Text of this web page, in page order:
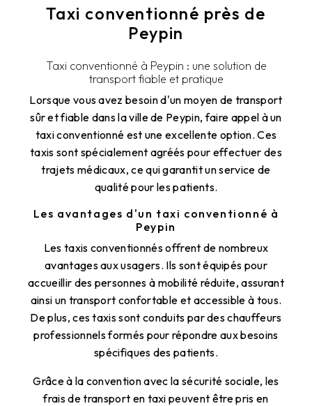
Taxi conventionné près de
Peypin
Taxi conventionné à Peypin : une solution de
transport fiable et pratique
Lorsque vous avez besoin d'un moyen de transport
sûr et fiable dans la ville de Peypin, faire appel à un
taxi conventionné est une excellente option. Ces
taxis sont spécialement agréés pour effectuer des
trajets médicaux, ce qui garantit un service de
qualité pour les patients.
Les avantages d'un taxi conventionné à
Peypin
Les taxis conventionnés offrent de nombreux
avantages aux usagers. Ils sont équipés pour
accueillir des personnes à mobilité réduite, assurant
ainsi un transport confortable et accessible à tous.
De plus, ces taxis sont conduits par des chauffeurs
professionnels formés pour répondre aux besoins
spécifiques des patients.
Grâce à la convention avec la sécurité sociale, les
frais de transport en taxi peuvent être pris en